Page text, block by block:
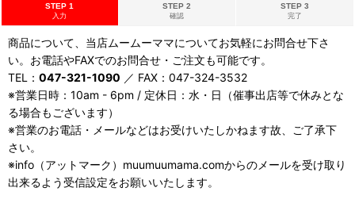
STEP 1
入力
STEP 2
確認
STEP 3
完了
商品について、当店ムームーママについてお気軽にお問合せ下さ
い。お電話やFAXでのお問合せ・ご注文も可能です。
TEL： 047-321-1090 ／ FAX：047-324-3532
※営業日時：10am - 6pm / 定休日：水・日（催事出店等で休みとな
る場合もございます）
※営業のお電話・メールなどはお受けいたしかねます故、ご了承下
さい。
※info（アットマーク）muumuumama.comからのメールを受け取り
出来るよう受信設定をお願いいたします。